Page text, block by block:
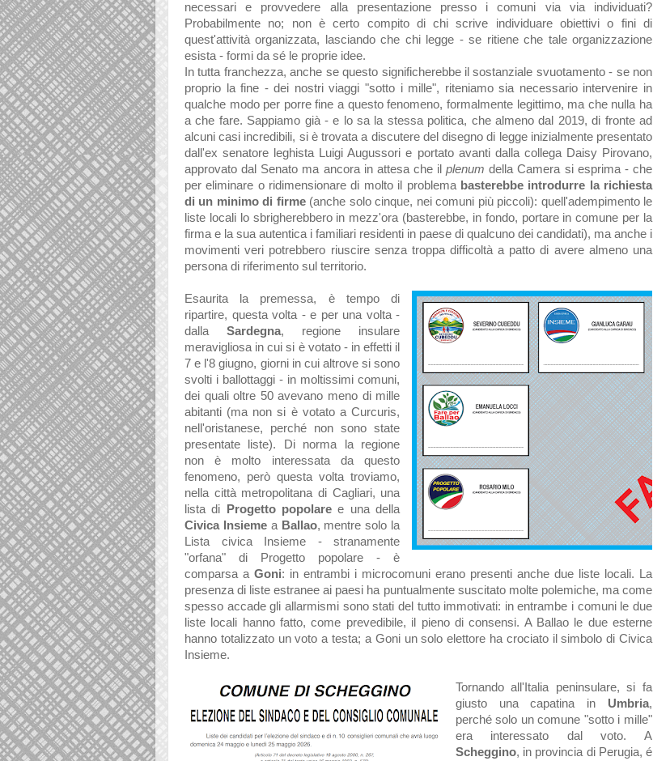
necessari e provvedere alla presentazione presso i comuni via via individuati?
Probabilmente no; non è certo compito di chi scrive individuare obiettivi o fini di
quest'attività organizzata, lasciando che chi legge - se ritiene che tale organizzazione
esista - formi da sé le proprie idee.
In tutta franchezza, anche se questo significherebbe il sostanziale svuotamento - se non
proprio la fine - dei nostri viaggi "sotto i mille", riteniamo sia necessario intervenire in
qualche modo per porre fine a questo fenomeno, formalmente legittimo, ma che nulla ha
a che fare. Sappiamo già - e lo sa la stessa politica, che almeno dal 2019, di fronte ad
alcuni casi incredibili, si è trovata a discutere del disegno di legge inizialmente presentato
dall'ex senatore leghista Luigi Augussori e portato avanti dalla collega Daisy Pirovano,
approvato dal Senato ma ancora in attesa che ilplenum della Camera si esprima - che
per eliminare o ridimensionare di molto il problema basterebbe introdurre la richiesta
di un minimo di firme(anche solo cinque, nei comuni più piccoli): quell'adempimento le
liste locali lo sbrigherebbero in mezz'ora (basterebbe, in fondo, portare in comune per la
firma e la sua autentica i familiari residenti in paese di qualcuno dei candidati), ma anche i
movimenti veri potrebbero riuscire senza troppa difficoltà a patto di avere almeno una
persona di riferimento sul territorio.
Esaurita la premessa, è tempo di
ripartire, questa volta - e per una volta -
dallaSardegna,
regione insulare
meravigliosa in cui si è votato - in effetti il
7 e l'8 giugno, giorni in cui altrove si sono
svolti i ballottaggi - in moltissimi comuni,
dei quali oltre 50 avevano meno di mille
abitanti (ma non si è votato a Curcuris,
nell'oristanese, perché non sono state
presentate liste). Di norma la regione
non è molto interessata da questo
fenomeno, però questa volta troviamo,
nella città metropolitana di Cagliari, una
lista di
Progetto popolaree una della
Civica Insieme a Ballao, mentre solo la
Lista civica Insieme - stranamente
"orfana" di Progetto popolare - è
comparsa a Goni: in entrambi i microcomuni erano presenti anche due liste locali. La
presenza di liste estranee ai paesi ha puntualmente suscitato molte polemiche, ma come
spesso accade gli allarmismi sono stati del tutto immotivati: in entrambe i comuni le due
liste locali hanno fatto, come prevedibile, il pieno di consensi. A Ballao le due esterne
hanno totalizzato un voto a testa; a Goni un solo elettore ha crociato il simbolo di Civica
Insieme.
Tornando all'Italia peninsulare, si fa
giusto una capatina in Umbria,
perché solo un comune "sotto i mille"
era interessato dal voto. A
Scheggino, in provincia di Perugia, é